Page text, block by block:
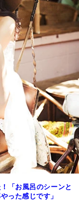
「お風呂のシーンと
った感じです」